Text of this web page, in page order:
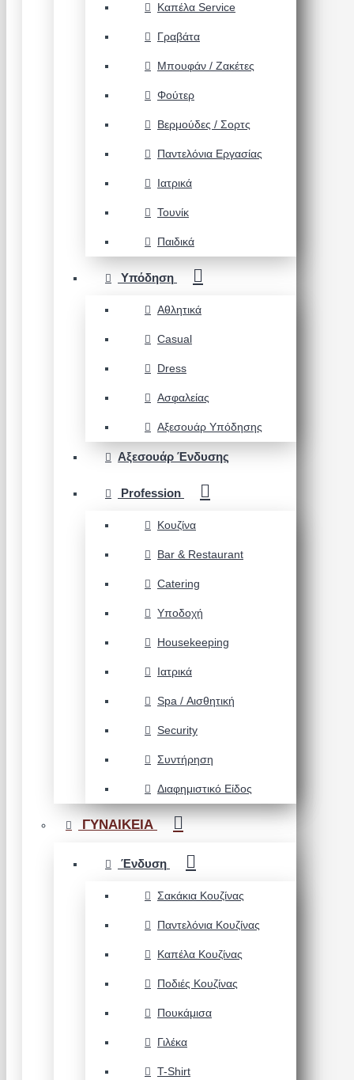
Καπέλα Service
Γραβάτα
Μπουφάν / Ζακέτες
Φούτερ
Βερμούδες / Σορτς
Παντελόνια Εργασίας
Ιατρικά
Τουνίκ
Παιδικά
Υπόδηση
Αθλητικά
Casual
Dress
Ασφαλείας
Αξεσουάρ Υπόδησης
Αξεσουάρ Ένδυσης
Profession
Κουζίνα
Bar & Restaurant
Catering
Υποδοχή
Housekeeping
Ιατρικά
Spa / Αισθητική
Security
Συντήρηση
Διαφημιστικό Είδος
ΓΥΝΑΙΚΕΙΑ
Ένδυση
Σακάκια Κουζίνας
Παντελόνια Κουζίνας
Καπέλα Κουζίνας
Ποδιές Κουζίνας
Πουκάμισα
Γιλέκα
T-Shirt